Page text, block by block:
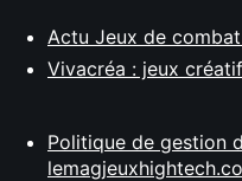
Actu Jeux de
Vivacréa : jeux
Politique de gestion